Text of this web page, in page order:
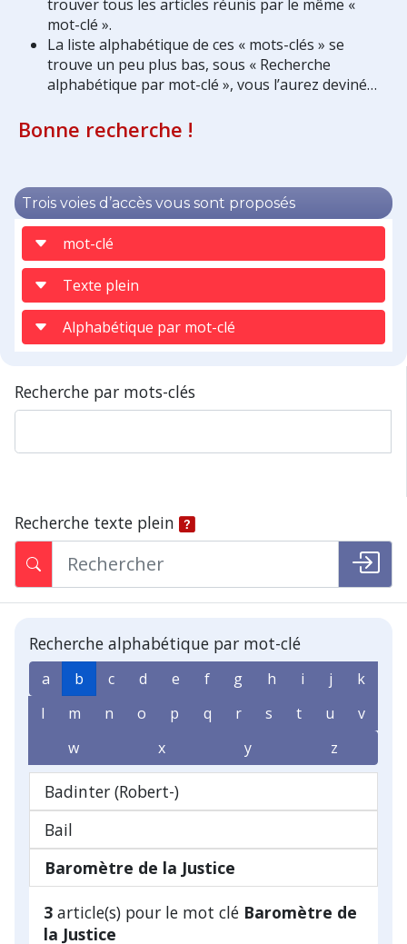
trouver tous les articles réunis par le même «
mot-clé ».
La liste alphabétique de ces « mots-clés » se
trouve un peu plus bas, sous « Recherche
alphabétique par mot-clé », vous l’aurez deviné…
Bonne recherche !
Trois voies d’accès vous sont proposés
mot-clé
Texte plein
Alphabétique par mot-clé
Recherche par mots-clés
Recherche texte plein
Recherche alphabétique par mot-clé
a b c d e f g h i j
k
l
m n o p q r s t u
v
w
x y z
Badinter (Robert-)
Bail
Baromètre de la Justice
3 article(s) pour le mot clé Baromètre de
la Justice